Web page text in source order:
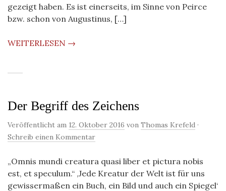
gezeigt haben. Es ist einerseits, im Sinne von Peirce
bzw. schon von Augustinus, […]
WEITERLESEN →
Der Begriff des Zeichens
Veröffentlicht am 12. Oktober 2016 von Thomas Krefeld ·
Schreib einen Kommentar
„Omnis mundi creatura quasi liber et pictura nobis
est, et speculum.“ ‚Jede Kreatur der Welt ist für uns
gewissermaßen ein Buch, ein Bild und auch ein Spiegel‘